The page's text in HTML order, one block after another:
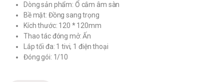
Dòng sản phẩm: Ổ cắm âm sàn
Bề mặt: Đồng sang trọng
Kích thước: 120 * 120mm
Thao tác đóng mở: Ấn
Lắp tối đa: 1 tivi, 1 điện thoại
Đóng gói: 1/10